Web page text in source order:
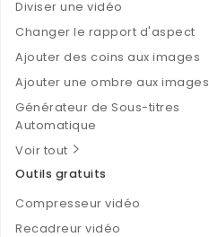
Diviser une vidéo
Changer le rapport d'aspect
Ajouter des coins aux images
Ajouter une ombre aux images
Générateur de Sous-titres
Automatique
Voir tout
Outils gratuits
Compresseur vidéo
Recadreur vidéo